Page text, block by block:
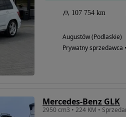
107 754 km
Augustów (Podlaskie)
Prywatny sprzedawca
Mercedes-Benz GLK
2950 cm3 • 224 KM •